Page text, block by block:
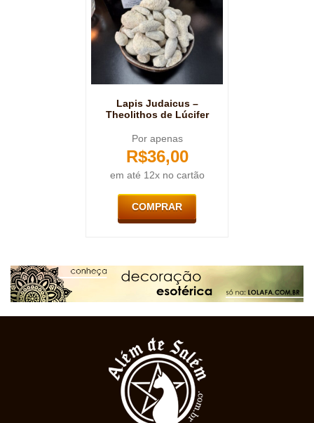
Lapis Judaicus –
Theolithos de Lúcifer
Por apenas
R$36,00
em até 12x no cartão
COMPRAR